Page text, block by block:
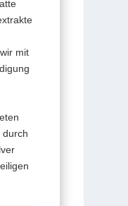
mit
durch